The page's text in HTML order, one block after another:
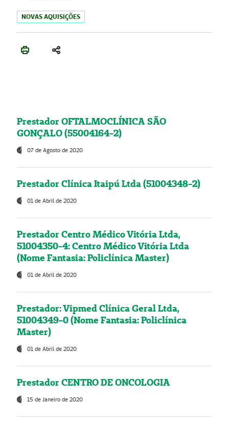
NOVAS AQUISIÇÕES
Prestador OFTALMOCLÍNICA SÃO
GONÇALO (55004164-2)
07 de Agosto de 2020
Prestador Clínica Itaipú Ltda (51004348-2)
01 de Abril de 2020
Prestador Centro Médico Vitória Ltda,
51004350-4: Centro Médico Vitória Ltda
(Nome Fantasia: Policlínica Master)
01 de Abril de 2020
Prestador: Vipmed Clínica Geral Ltda,
51004349-0 (Nome Fantasia: Policlínica
Master)
01 de Abril de 2020
Prestador CENTRO DE ONCOLOGIA
15 de Janeiro de 2020